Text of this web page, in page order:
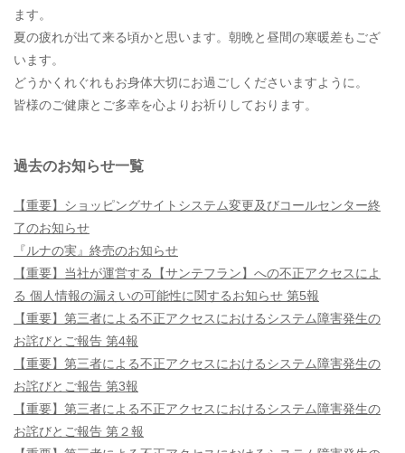
ます。
夏の疲れが出て来る頃かと思います。朝晩と昼間の寒暖差もござ
います。
どうかくれぐれもお身体大切にお過ごしくださいますように。
皆様のご健康とご多幸を心よりお祈りしております。
過去のお知らせ一覧
【重要】ショッピングサイトシステム変更及びコールセンター終
了のお知らせ
『ルナの実』終売のお知らせ
【重要】当社が運営する【サンテフラン】への不正アクセスによ
る 個人情報の漏えいの可能性に関するお知らせ 第5報
【重要】第三者による不正アクセスにおけるシステム障害発生の
お詫びとご報告 第4報
【重要】第三者による不正アクセスにおけるシステム障害発生の
お詫びとご報告 第3報
【重要】第三者による不正アクセスにおけるシステム障害発生の
お詫びとご報告 第２報